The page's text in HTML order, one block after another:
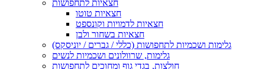
חצאיות לתחפושות
חצאיות טוטו
חצאיות לדמויות וקונספט
חצאיות בשחור ולבן
גלימות ושכמיות לתחפושות (כללי / גברים / יוניסקס)
גלימות, שרוולונים ושכמיות לנשים
חולצות, בגדי גוף ומחוכים לתחפושות